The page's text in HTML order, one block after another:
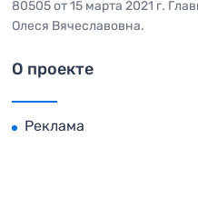
80505 от 15 марта 2021 г.
Олеся Вячеславовна.
О проекте
Реклама